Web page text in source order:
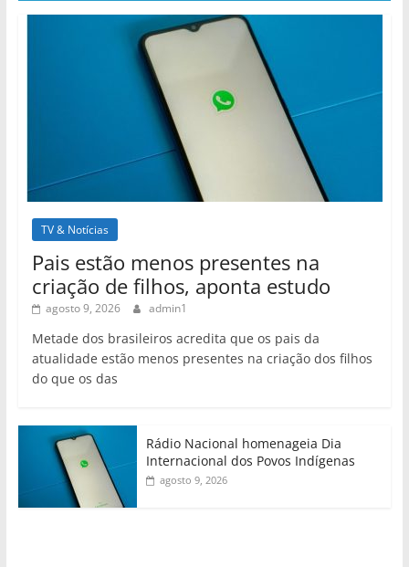
TV & Notícias
Pais estão menos presentes na
criação de filhos, aponta estudo
agosto 9, 2026 admin1
Metade dos brasileiros acredita que os pais da
atualidade estão menos presentes na criação dos filhos
do que os das
Rádio Nacional homenageia Dia
Internacional dos Povos Indígenas
agosto 9, 2026